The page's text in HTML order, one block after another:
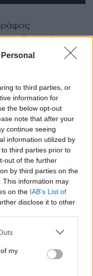
to third parties, or
information for
the below opt-out
note that after your
continue seeing
information utilized by
third parties prior to
out of the further
by third parties on the
This information may
on the IAB’s List of
disclose it to other
one or more Google
You may click to
third-party tags to
in below Google
my
δουλειές του
εδώ και εκεί.
τα βγάζω, τα
μου και η
Για να
γυμναστική,
είπε